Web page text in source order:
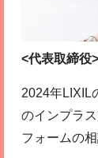
<代表取締役
2024年LIXIL
のインプラ
フォームの